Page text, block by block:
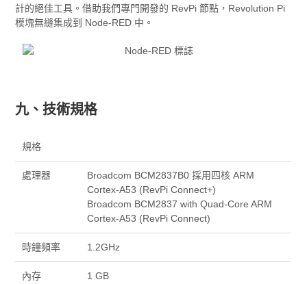
計的絕佳工具。借助我們專門開發的 RevPi 節點，Revolution Pi
模塊無縫集成到 Node-RED 中。
九、技術規格
規格
處理器
Broadcom BCM2837B0 採用四核 ARM
Cortex-A53 (RevPi Connect+)
Broadcom BCM2837 with Quad-Core ARM
Cortex-A53 (RevPi Connect)
時鐘頻率 1.2GHz
內存 1 GB